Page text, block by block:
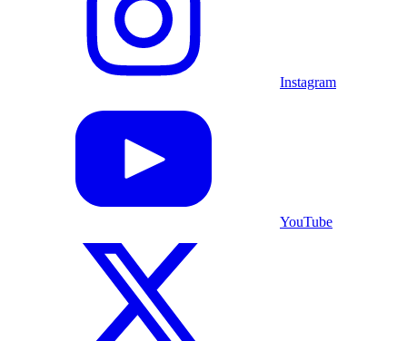
Instagram
YouTube